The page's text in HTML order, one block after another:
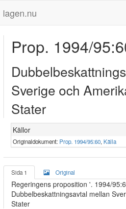
lagen.nu
Prop. 1994/
Sverige och
Stater
Källor
Originaldokument: Prop. 1994/95:60, Källa
Sida 1 Original
Regeringens proposition '. 1994/
Dubbelbeskattningsavtal mellan
Stater